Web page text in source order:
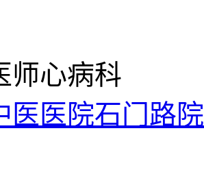
师心病科
医医院石门路